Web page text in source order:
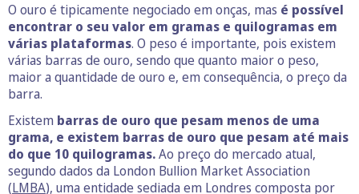
O ouro é tipicamente negociado em onças, mas é possível
encontrar o seu valor em gramas e quilogramas em
várias plataformas. O peso é importante, pois existem
várias barras de ouro, sendo que quanto maior o peso,
maior a quantidade de ouro e, em consequência, o preço da
barra.
Existem barras de ouro que pesam menos de uma
grama, e existem barras de ouro que pesam até mais
do que 10 quilogramas.Ao preço do mercado atual,
segundo dados da London Bullion Market Association
(LMBA), uma entidade sediada em Londres composta por